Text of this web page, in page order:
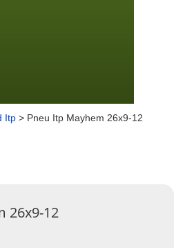
Itp > Pneu Itp Mayhem 26x9-12
26x9-12